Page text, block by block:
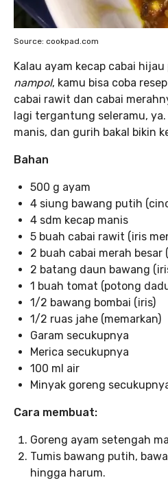
Source: cookpad.com
Kalau ayam kecap cabai
nampol, kamu bisa coba
cabai rawit dan cabai
lagi tergantung seleramu, ya.
manis, dan gurih bakal bikin
Bahan
500 g ayam
4 siung bawang putih
4 sdm kecap manis
5 buah cabai rawit (iris
2 buah cabai merah besar
2 batang daun bawang
1 buah tomat (potong
1/2 bawang bombai (iris)
1/2 ruas jahe (memarkan)
Garam secukupnya
Merica secukupnya
100 ml air
Minyak goreng
Cara membuat:
Goreng ayam setengah
Tumis bawang putih,
hingga harum.